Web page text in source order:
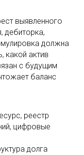
выявленного
дебиторка,
должна
какой актив
с будущим
баланс
реестр
цифровые
долга